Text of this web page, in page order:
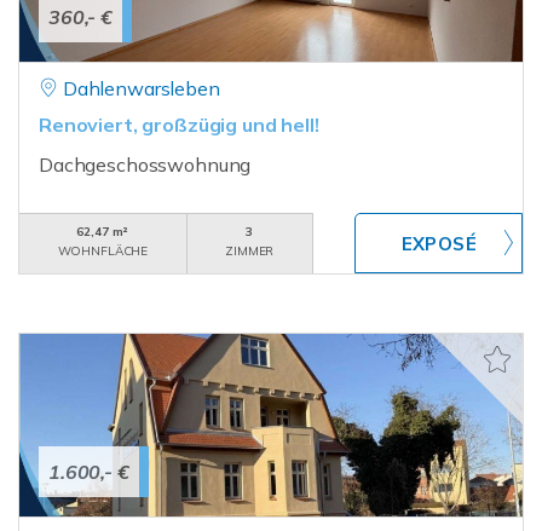
360,- €
Dahlenwarsleben
Renoviert, großzügig und hell!
Dachgeschosswohnung
62,47 m²
WOHNFLÄCHE
3
ZIMMER
1.600,- €